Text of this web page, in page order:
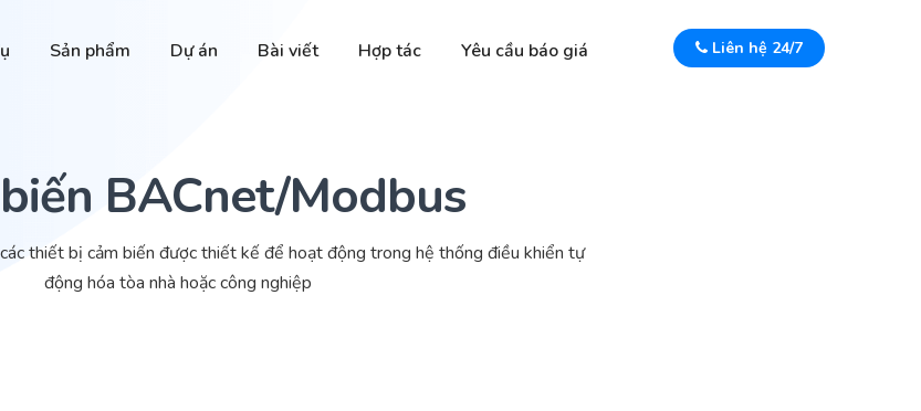
Sản phẩm Dự án Bài viết Hợp tác Yêu cầu báo giá Liên hệ 24/7
BACnet/Modbus
thiết bị cảm biến được thiết kế để hoạt động trong hệ thống điều khiển tự
động hóa tòa nhà hoặc công nghiệp